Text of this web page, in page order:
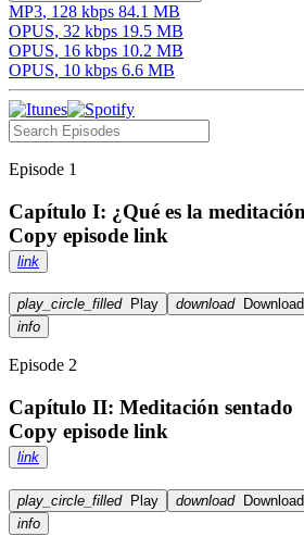
MP3, 128 kbps 84.1 MB
OPUS, 32 kbps 19.5 MB
OPUS, 16 kbps 10.2 MB
OPUS, 10 kbps 6.6 MB
Episode 1
Capítulo I: ¿Qué es la
Copy episode link
link
play_circle_filledPlay downloadDownload
info
Episode 2
Capítulo II: Meditación sentado
Copy episode link
link
play_circle_filledPlay downloadDownload
info